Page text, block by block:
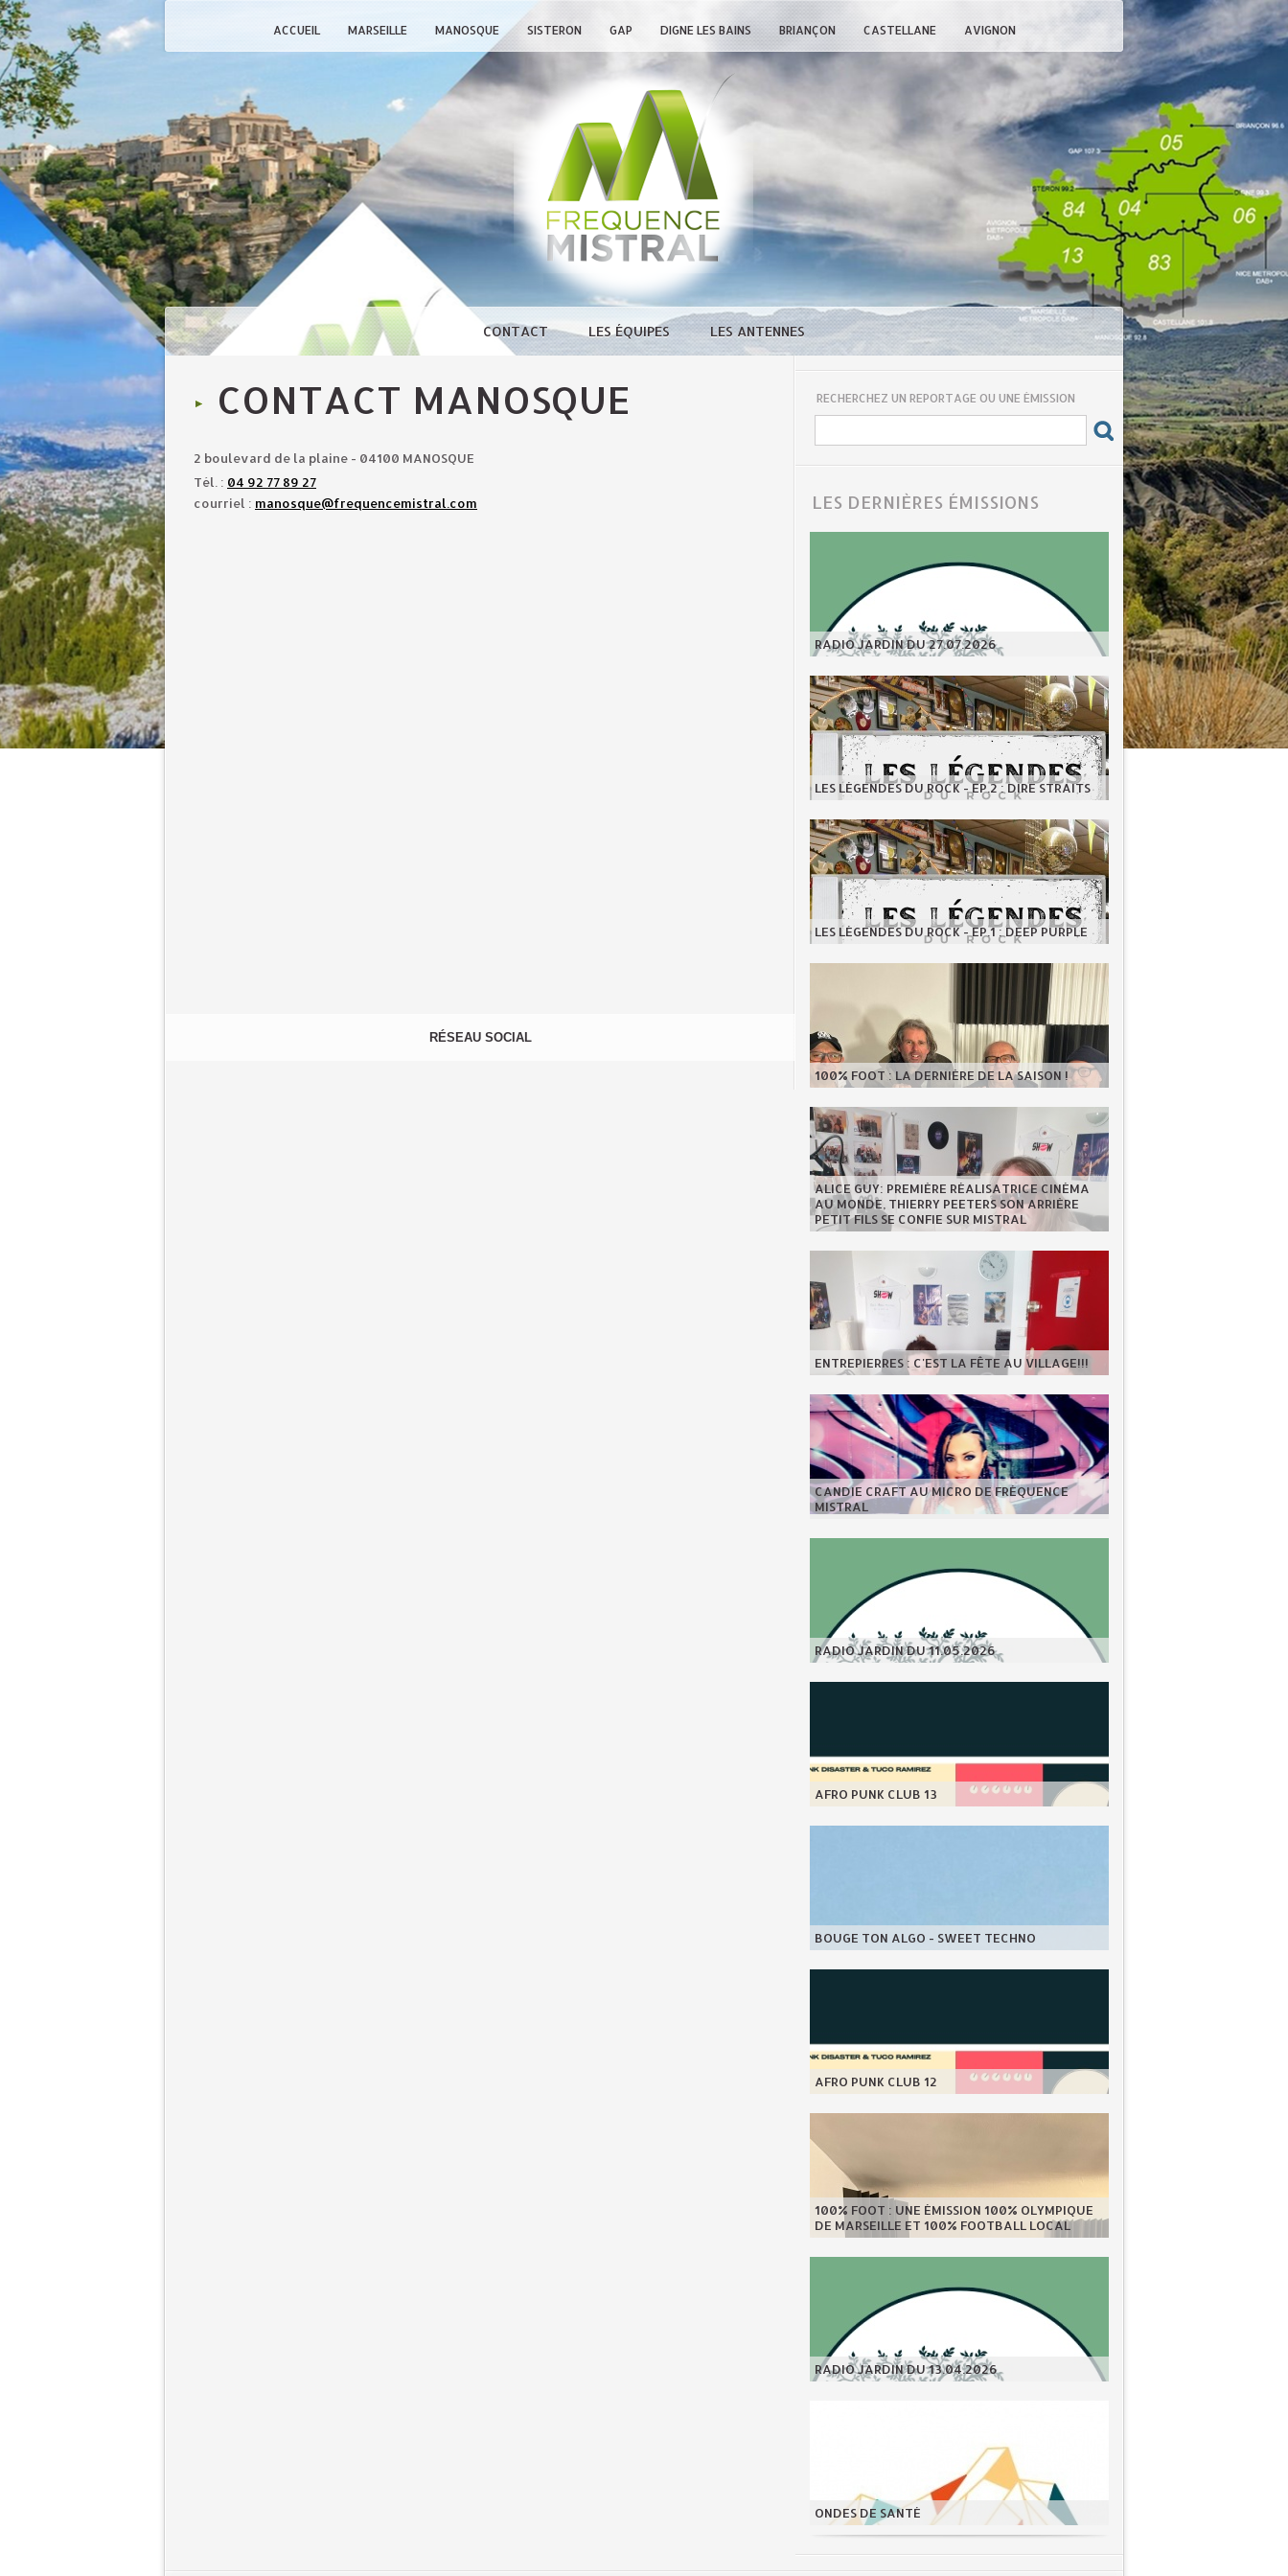
ACCUEIL MARSEILLE MANOSQUE SISTERON GAP DIGNE LES BAINS BRIANÇON CASTELLANE AVIGNON
CONTACT LES ÉQUIPES LES ANTENNES
CONTACT MANOSQUE
2 boulevard de la plaine - 04100 MANOSQUE
Tél. : 04 92 77 89 27
courriel : manosque@frequencemistral.com
RÉSEAU SOCIAL
RECHERCHEZ UN REPORTAGE OU UNE ÉMISSION
LES DERNIÈRES ÉMISSIONS
RADIO JARDIN DU 27.07.2026
LES LÉGENDES DU ROCK - EP.2 : DIRE STRAITS
LES LÉGENDES DU ROCK - EP.1 : DEEP PURPLE
100% FOOT : LA DERNIÈRE DE LA SAISON !
ALICE GUY: PREMIÈRE RÉALISATRICE CINÉMA
AU MONDE, THIERRY PEETERS SON ARRIÈRE
PETIT FILS SE CONFIE SUR MISTRAL
ENTREPIERRES : C'EST LA FÊTE AU VILLAGE!!!
CANDIE CRAFT AU MICRO DE FRÉQUENCE
MISTRAL
RADIO JARDIN DU 11.05.2026
AFRO PUNK CLUB 13
BOUGE TON ALGO - SWEET TECHNO
AFRO PUNK CLUB 12
100% FOOT : UNE ÉMISSION 100% OLYMPIQUE
DE MARSEILLE ET 100% FOOTBALL LOCAL
RADIO JARDIN DU 13.04.2026
ONDES DE SANTÉ